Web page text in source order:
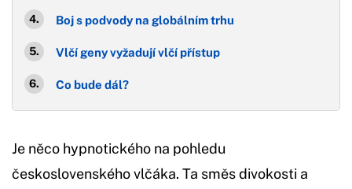
Boj s podvody na globálním trhu
Vlčí geny vyžadují vlčí přístup
Co bude dál?
Je něco hypnotického na pohledu
československého vlčáka. Ta směs divokosti a